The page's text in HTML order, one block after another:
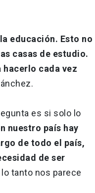
educación. Esto no
casas de estudio.
cada vez
es si solo lo
nuestro país hay
de todo el país,
de ser
lo tanto nos parece